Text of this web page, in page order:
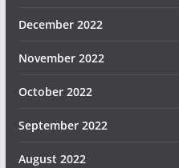
December 2022
November 2022
October 2022
September 2022
August 2022